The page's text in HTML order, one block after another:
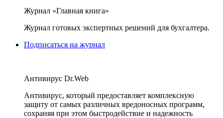
Журнал «Главная книга»
Журнал готовых экспертных решений для бухгалтера.
Подписаться на журнал
Антивирус Dr.Web
Антивирус, который предоставляет комплексную
защиту от самых различных вредоносных программ,
сохраняя при этом быстродействие и надежность